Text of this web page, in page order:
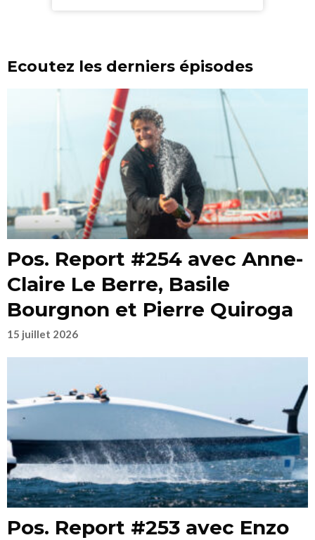
Ecoutez les derniers épisodes
Pos. Report #254 avec Anne-
Claire Le Berre, Basile
Bourgnon et Pierre Quiroga
15 juillet 2026
Pos. Report #253 avec Enzo